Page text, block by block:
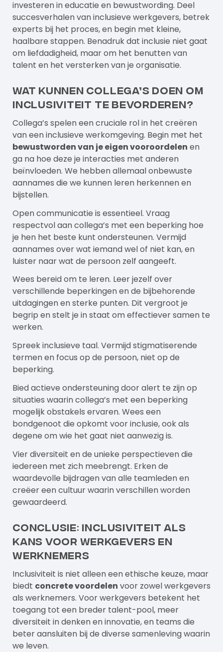
investeren in educatie en bewustwording. Deel
succesverhalen van inclusieve werkgevers, betrek
experts bij het proces, en begin met kleine,
haalbare stappen. Benadruk dat inclusie niet gaat
om liefdadigheid, maar om het benutten van
talent en het versterken van je organisatie.
Wat kunnen collega’s doen om
inclusiviteit te bevorderen?
Collega’s spelen een cruciale rol in het creëren
van een inclusieve werkomgeving. Begin met het
bewustworden van je eigen vooroordelen en
ga na hoe deze je interacties met anderen
beïnvloeden. We hebben allemaal onbewuste
aannames die we kunnen leren herkennen en
bijstellen.
Open communicatie is essentieel. Vraag
respectvol aan collega’s met een beperking hoe
je hen het beste kunt ondersteunen. Vermijd
aannames over wat iemand wel of niet kan, en
luister naar wat de persoon zelf aangeeft.
Wees bereid om te leren. Leer jezelf over
verschillende beperkingen en de bijbehorende
uitdagingen en sterke punten. Dit vergroot je
begrip en stelt je in staat om effectiever samen te
werken.
Spreek inclusieve taal. Vermijd stigmatiserende
termen en focus op de persoon, niet op de
beperking.
Bied actieve ondersteuning door alert te zijn op
situaties waarin collega’s met een beperking
mogelijk obstakels ervaren. Wees een
bondgenoot die opkomt voor inclusie, ook als
degene om wie het gaat niet aanwezig is.
Vier diversiteit en de unieke perspectieven die
iedereen met zich meebrengt. Erken de
waardevolle bijdragen van alle teamleden en
creëer een cultuur waarin verschillen worden
gewaardeerd.
Conclusie: inclusiviteit als
kans voor werkgevers en
werknemers
Inclusiviteit is niet alleen een ethische keuze, maar
biedt concrete voordelen voor zowel werkgevers
als werknemers. Voor werkgevers betekent het
toegang tot een breder talent-pool, meer
diversiteit in denken en innovatie, en teams die
beter aansluiten bij de diverse samenleving waarin
we leven.